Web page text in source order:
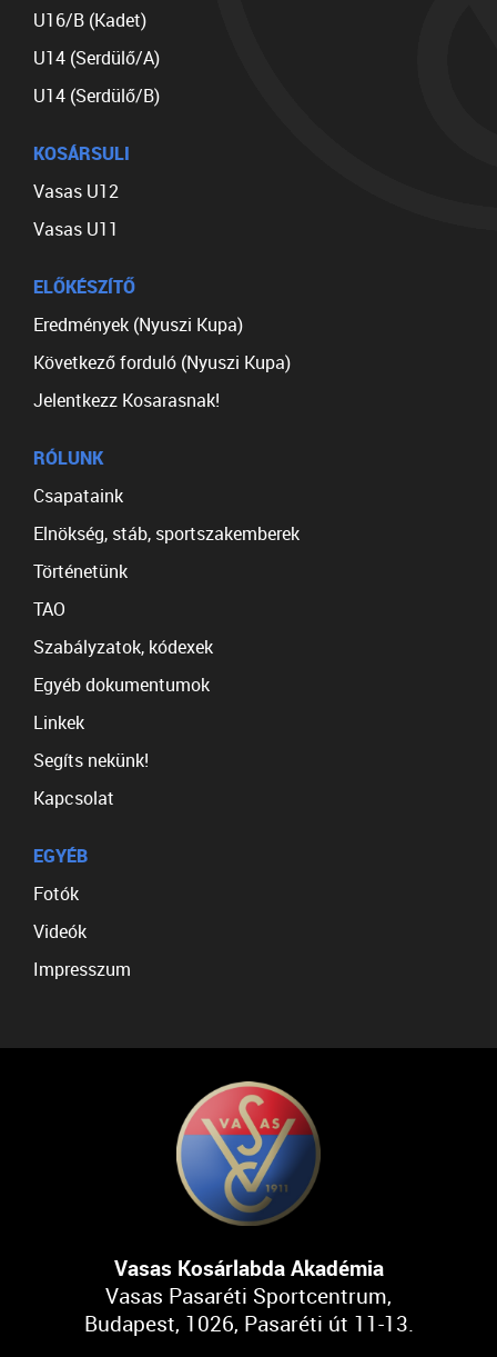
U16/B (Kadet)
U14 (Serdülő/A)
U14 (Serdülő/B)
KOSÁRSULI
Vasas U12
Vasas U11
ELŐKÉSZÍTŐ
Eredmények (Nyuszi Kupa)
Következő forduló (Nyuszi Kupa)
Jelentkezz Kosarasnak!
RÓLUNK
Csapataink
Elnökség, stáb, sportszakemberek
Történetünk
TAO
Szabályzatok, kódexek
Egyéb dokumentumok
Linkek
Segíts nekünk!
Kapcsolat
EGYÉB
Fotók
Videók
Impresszum
Vasas Kosárlabda Akadémia
Vasas Pasaréti Sportcentrum,
Budapest, 1026, Pasaréti út 11-13.